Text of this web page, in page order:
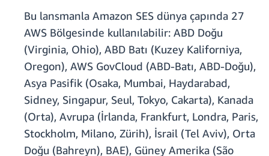
Bu lansmanla Amazon SES dünya çapında 27
AWS Bölgesinde kullanılabilir: ABD Doğu
(Virginia, Ohio), ABD Batı (Kuzey Kaliforniya,
Oregon), AWS GovCloud (ABD-Batı, ABD-Doğu),
Asya Pasifik (Osaka, Mumbai, Haydarabad,
Sidney, Singapur, Seul, Tokyo, Cakarta), Kanada
(Orta), Avrupa (İrlanda, Frankfurt, Londra, Paris,
Stockholm, Milano, Zürih), İsrail (Tel Aviv), Orta
Doğu (Bahreyn), BAE), Güney Amerika (São